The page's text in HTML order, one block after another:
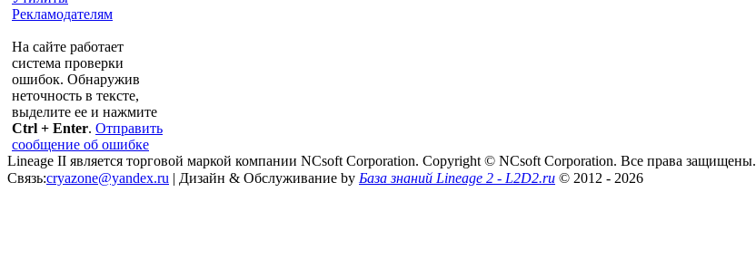
Рекламодателям
На сайте работает
система проверки
ошибок. Обнаружив
неточность в тексте,
выделите ее и нажмите
Ctrl + Enter. Отправить
сообщение об ошибке
Lineage II является торговой маркой компании NCsoft Corporation. Copyright © NCsoft Corporation. Все права защищены.
Связь:cryazone@yandex.ru | Дизайн & Обслуживание by База знаний Lineage 2 - L2D2.ru © 2012 - 2026